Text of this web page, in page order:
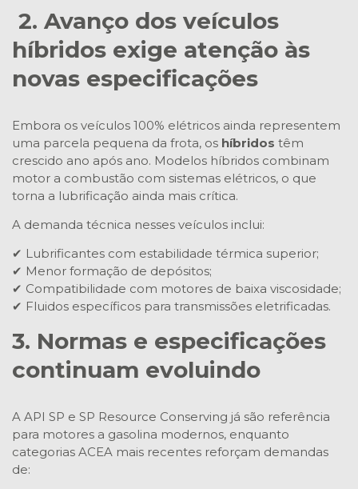
2. Avanço dos veículos
híbridos exige atenção às
novas especificações
Embora os veículos 100% elétricos ainda representem
uma parcela pequena da frota, os híbridos têm
crescido ano após ano. Modelos híbridos combinam
motor a combustão com sistemas elétricos, o que
torna a lubrificação ainda mais crítica.
A demanda técnica nesses veículos inclui:
✔ Lubrificantes com estabilidade térmica superior;
✔ Menor formação de depósitos;
✔ Compatibilidade com motores de baixa viscosidade;
✔ Fluidos específicos para transmissões eletrificadas.
3. Normas e especificações
continuam evoluindo
A API SP e SP Resource Conserving já são referência
para motores a gasolina modernos, enquanto
categorias ACEA mais recentes reforçam demandas
de: